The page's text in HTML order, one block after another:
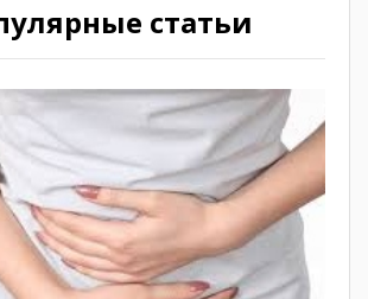
статьи